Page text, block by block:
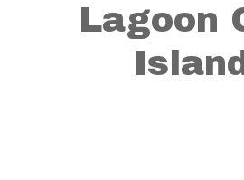
Lagoon